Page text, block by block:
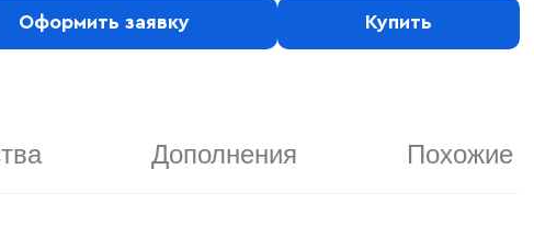
Оформить заявку Купить
Дополнения Похожие